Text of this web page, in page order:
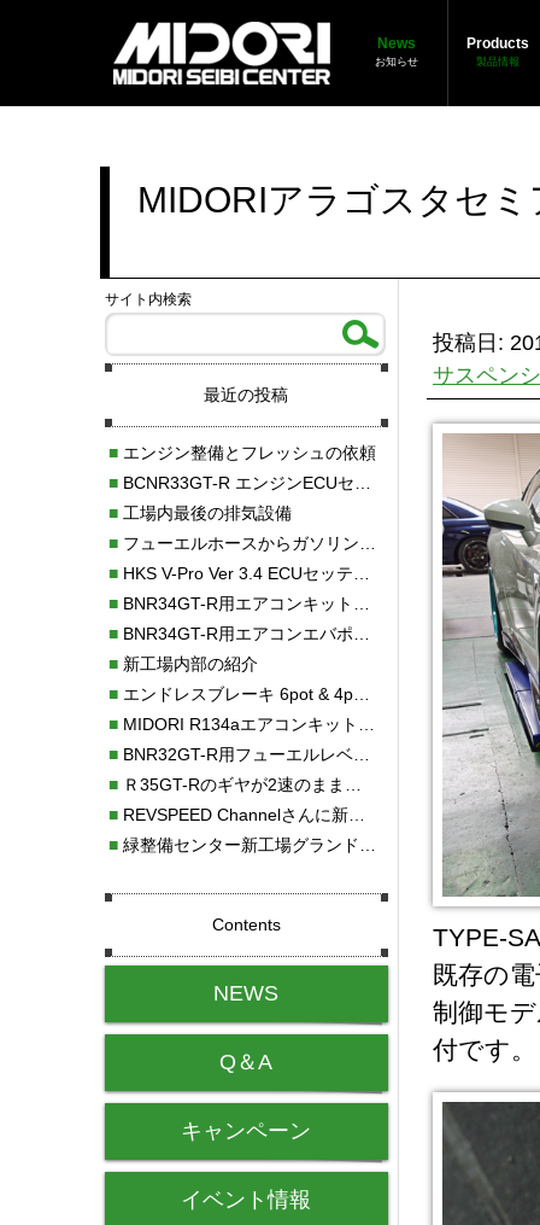
News
お知らせ
Products
製品情報
MIDORIアラゴスタセ
投稿日:
サスペン
TYPE-
既存の
制御モ
付です。
サイト内検索
最近の投稿
■エンジン整備とフレッシュの依頼
■BCNR33GT-R エンジンECUセッティング調整
■工場内最後の排気設備
■フューエルホースからガソリン漏れ
■HKS V-Pro Ver 3.4 ECUセッティング
■BNR34GT-R用エアコンキット新発売！！
■BNR34GT-R用エアコンエバポレーターを新発売！！
■新工場内部の紹介
■エンドレスブレーキ 6pot & 4potオーバーホール
■MIDORI R134aエアコンキットタイプⅡ取り付け
■BNR32GT-R用フューエルレベルセンサー新発売！！
■Ｒ35GT-Rのギヤが2速のまま変速しない！！
■REVSPEED Channelさんに新社屋を紹介していただきました!!
■緑整備センター新工場グランドオープン・続報
Contents
NEWS
Q＆A
キャンペーン
イベント情報